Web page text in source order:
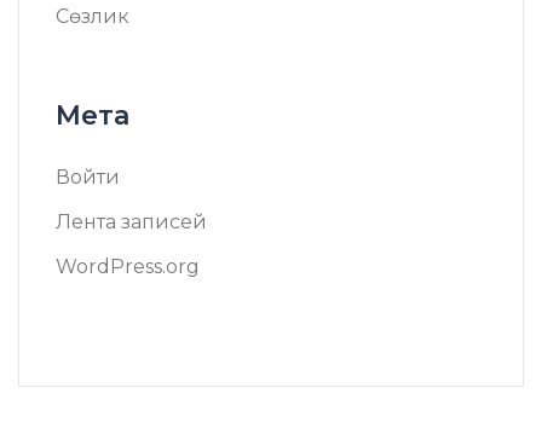
Сөзлик
Мета
Войти
Лента записей
WordPress.org